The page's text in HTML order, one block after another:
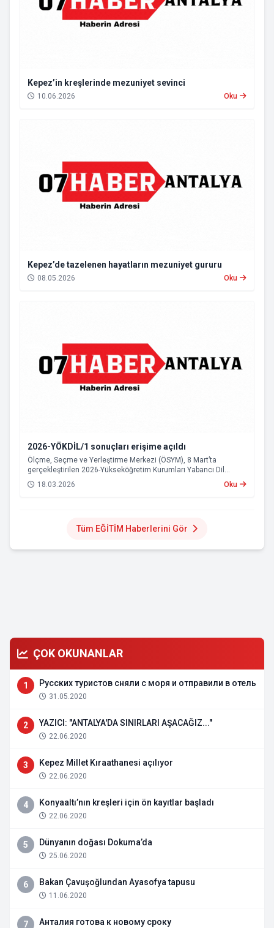
Kepez’in kreşlerinde mezuniyet sevinci
10.06.2026 Oku
Kepez’de tazelenen hayatların mezuniyet gururu
08.05.2026 Oku
2026-YÖKDİL/1 sonuçları erişime açıldı
Ölçme, Seçme ve Yerleştirme Merkezi (ÖSYM), 8 Mart’ta
gerçekleştirilen 2026-Yükseköğretim Kurumları Yabancı Dil
Sınavı’nın (2026-YÖKDİL/1) sonuçlarını duyurdu.
18.03.2026 Oku
Tüm EĞİTİM Haberlerini Gör
ÇOK OKUNANLAR
1 Русских туристов сняли с моря и отправили в отель
31.05.2020
2 YAZICI: "ANTALYA'DA SINIRLARI AŞACAĞIZ..."
22.06.2020
3 Kepez Millet Kıraathanesi açılıyor
22.06.2020
4 Konyaaltı’nın kreşleri için ön kayıtlar başladı
22.06.2020
5 Dünyanın doğası Dokuma’da
25.06.2020
6 Bakan Çavuşoğlundan Ayasofya tapusu
11.06.2020
7 Анталия готова к новому сроку